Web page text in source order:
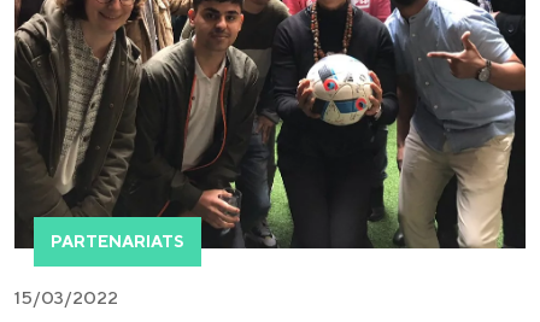
PARTENARIATS
15/03/2022